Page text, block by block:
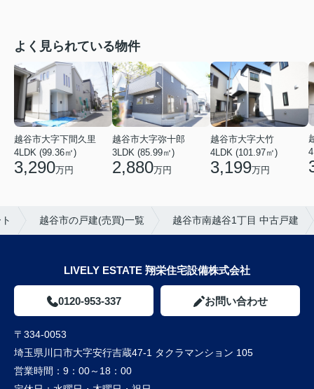
よく見られている物件
越谷市大字下間久里
4LDK (99.36㎡)
3,290万円
越谷市大字弥十郎
3LDK (85.99㎡)
2,880万円
越谷市大字大竹
4LDK (101.97㎡)
3,199万円
越谷市の戸建(売買)一覧 越谷市南越谷1丁目 中古戸建
LIVELY ESTATE 翔栄住宅設備株式会社
0120-953-337 お問い合わせ
〒334-0053
埼玉県川口市大字安行吉蔵47-1 タクラマンション 105
営業時間： 9：00～18：00